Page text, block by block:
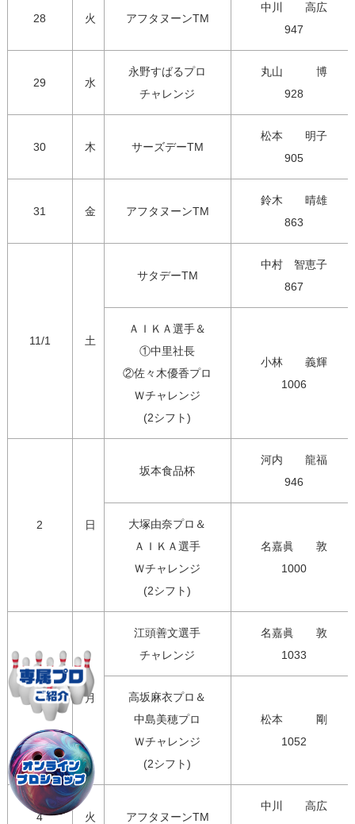
28 火 アフタヌーンTM
中川　　高広
947
29 水
永野すばるプロ
チャレンジ
丸山　　　博
928
30 木 サーズデーTM
松本　　明子
905
31 金 アフタヌーンTM
鈴木　　晴雄
863
11/1 土
サタデーTM
中村　智恵子
867
ＡＩＫＡ選手＆
①中里社長
②佐々木優香プロ
Ｗチャレンジ
(2シフト)
小林　　義輝
1006
2 日
坂本食品杯
河内　　龍福
946
大塚由奈プロ＆
ＡＩＫＡ選手
Ｗチャレンジ
(2シフト)
名嘉眞　　敦
1000
3 月
江頭善文選手
チャレンジ
名嘉眞　　敦
1033
高坂麻衣プロ＆
中島美穂プロ
Ｗチャレンジ
(2シフト)
松本　　　剛
1052
4 火 アフタヌーンTM
中川　　高広